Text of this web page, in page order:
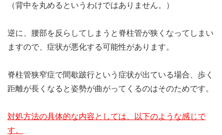
（背中を丸めるというわけではありません。）
逆に、腰部を反らしてしまうと脊柱管が狭くなってしまい
ますので、症状が悪化する可能性があります。
脊柱管狭窄症で間歇跛行という症状が出ている場合、歩く
距離が長くなると姿勢が曲がってくるのはそのためです。
対処方法の具体的な内容としては、以下のような感じで
す。